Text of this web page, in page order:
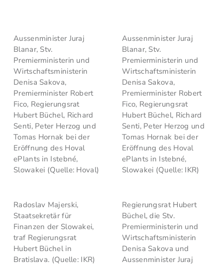
Aussenminister Juraj
Blanar, Stv.
Premierministerin und
Wirtschaftsministerin
Denisa Sakova,
Premierminister Robert
Fico, Regierungsrat
Hubert Büchel, Richard
Senti, Peter Herzog und
Tomas Hornak bei der
Eröffnung des Hoval
ePlants in Istebné,
Slowakei (Quelle: Hoval)
Aussenminister Juraj
Blanar, Stv.
Premierministerin und
Wirtschaftsministerin
Denisa Sakova,
Premierminister Robert
Fico, Regierungsrat
Hubert Büchel, Richard
Senti, Peter Herzog und
Tomas Hornak bei der
Eröffnung des Hoval
ePlants in Istebné,
Slowakei (Quelle: IKR)
Radoslav Majerski,
Staatsekretär für
Finanzen der Slowakei,
traf Regierungsrat
Hubert Büchel in
Bratislava. (Quelle: IKR)
Regierungsrat Hubert
Büchel, die Stv.
Premierministerin und
Wirtschaftsministerin
Denisa Sakova und
Aussenminister Juraj